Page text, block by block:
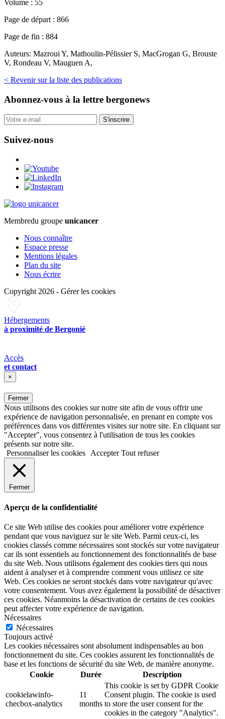
Volume : 55
Page de départ : 866
Page de fin : 884
Auteurs: Mazroui Y, Mathoulin-Pélissier S, MacGrogan G, Brouste
V, Rondeau V, Mauguen A,
< Revenir sur la liste des publications
Abonnez-vous à la lettre bergonews
S'inscrire
Suivez-nous
Membredu groupe unicancer
Nous connaître
Espace presse
Mentions légales
Plan du site
Nous écrire
Copyright 2026 - Gérer les cookies
Hébergements
à proximité de Bergonié
Accès
et contact
×
Fermer
Nous utilisons des cookies sur notre site afin de vous offrir une
expérience de navigation personnalisée, en prenant en compte vos
préférences dans vos différentes visites sur notre site. En cliquant sur
"Accepter", vous consentez à l'utilisation de tous les cookies
présents sur notre site.
Personnaliser les cookies
Accepter Tout refuser
Fermer
Aperçu de la confidentialité
Ce site Web utilise des cookies pour améliorer votre expérience
pendant que vous naviguez sur le site Web. Parmi ceux-ci, les
cookies classés comme nécessaires sont stockés sur votre navigateur
car ils sont essentiels au fonctionnement des fonctionnalités de base
du site Web. Nous utilisons également des cookies tiers qui nous
aident à analyser et à comprendre comment vous utilisez ce site
Web. Ces cookies ne seront stockés dans votre navigateur qu'avec
votre consentement. Vous avez également la possibilité de désactiver
ces cookies. Néanmoins la désactivation de certains de ces cookies
peut affecter votre expérience de navigation.
Nécessaires
Nécessaires
Toujours activé
Les cookies nécessaires sont absolument indispensables au bon
fonctionnement du site. Ces cookies assurent les fonctionnalités de
base et les fonctions de sécurité du site Web, de manière anonyme.
Cookie
Durée Description
cookielawinfo-
checbox-analytics
11
months
This cookie is set by GDPR Cookie
Consent plugin. The cookie is used
to store the user consent for the
cookies in the category "Analytics".